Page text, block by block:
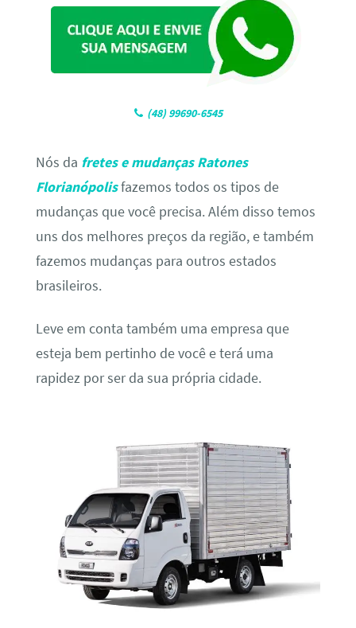
(48) 99690-6545
Nós da fretes e mudanças Ratones
Florianópolisfazemos todos os tipos de
mudanças que você precisa. Além disso temos
uns dos melhores preços da região, e também
fazemos mudanças para outros estados
brasileiros.
Leve em conta também uma empresa que
esteja bem pertinho de você e terá uma
rapidez por ser da sua própria cidade.